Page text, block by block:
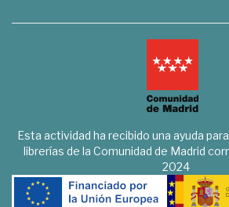
Esta actividad ha recibido una ayuda
librerías de la Comunidad de Madrid
2024